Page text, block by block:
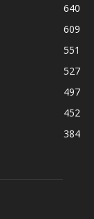
640
609
551
527
497
452
384